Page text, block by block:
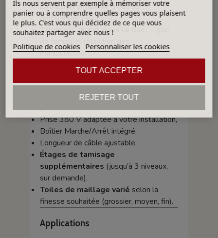
Entretien simplifiégrâce au
démontage sans outil.
Tamisage direct dans le bac
de temps et réduction des
manipulations.
Options disponibles
Branchement électrique
personnalisé:
Prise 380 V adaptée à votre installation,
Boîtier Marche/Arrêt intégré,
Longueur de câble ajustable.
Étages de tamisage
supplémentaires (jusqu’à 3 niveaux,
sur demande).
Toiles de maillage varié selon la
finesse souhaitée (grossier, moyen, fin).
Applications
Ils nous servent par exemple à mémoriser votre
panier ou à comprendre quelles pages vous plaisent
le plus. C'est vous qui décidez de ce que vous
souhaitez partager avec nous !
Politique de cookies Personnaliser les cookies
REJETER TOUT
TOUT ACCEPTER